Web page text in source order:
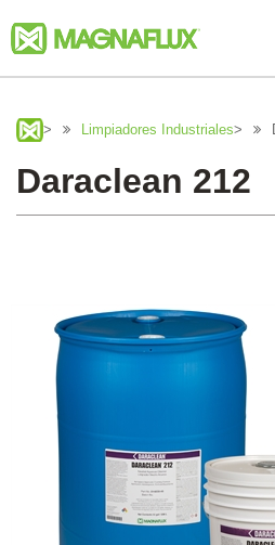
> Limpiadores Industriales>
Daraclean 212